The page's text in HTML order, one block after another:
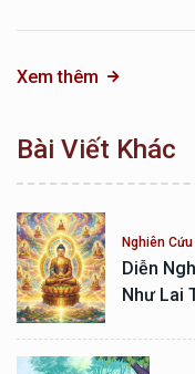
Xem thêm
Bài Viết Khác
Nghiên
Diễn
Như Lai